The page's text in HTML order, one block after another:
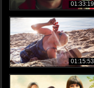
01:33:19
01:15:53